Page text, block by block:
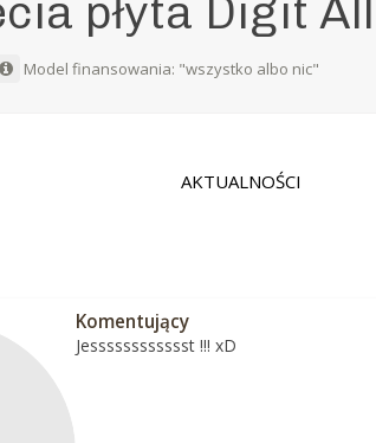
płyta Digit
Model finansowania: "wszystko albo nic"
AKTUALNOŚCI
Komentujący
Jesssssssssssst !!! xD